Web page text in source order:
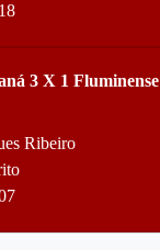
3 X 1 Fluminense
Ribeiro